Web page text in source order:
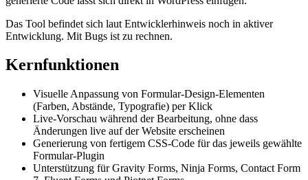
Das Tool befindet sich laut Entwicklerhinweis noch in aktiver
Entwicklung. Mit Bugs ist zu rechnen.
Kernfunktionen
Visuelle Anpassung von Formular-Design-Elementen
(Farben, Abstände, Typografie) per Klick
Live-Vorschau während der Bearbeitung, ohne dass
Änderungen live auf der Website erscheinen
Generierung von fertigem CSS-Code für das jeweils gewählte
Formular-Plugin
Unterstützung für Gravity Forms, Ninja Forms, Contact Form